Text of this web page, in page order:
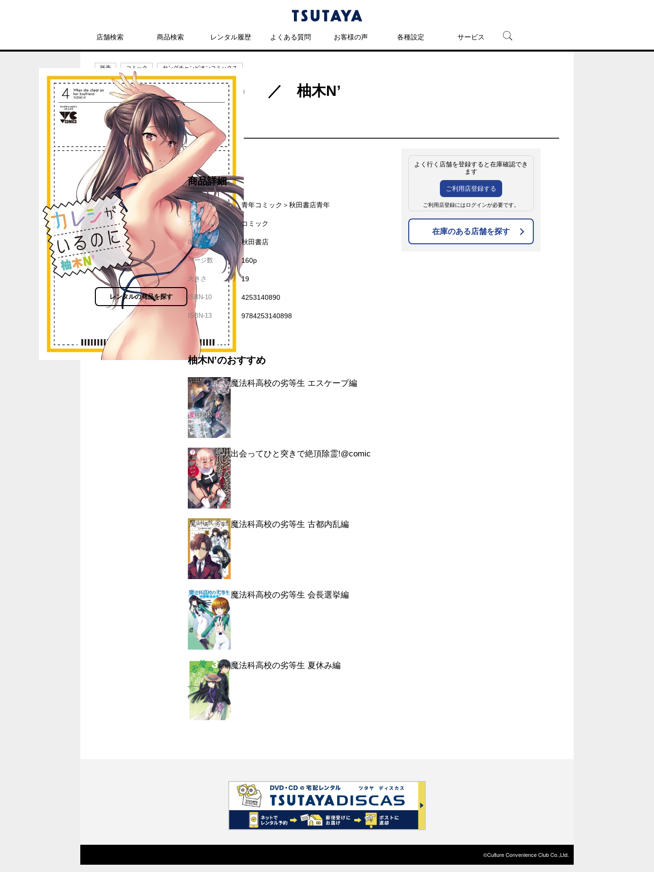
店舗検索 商品検索 レンタル履歴 よくある質問 お客様の声 各種設定 サービス
販売 コミック ヤングチャンピオンコミックス
カレシがいるのに（4） ／ 柚木N’
693円
発売日：2021年9月17日
レンタルの商品を探す
商品詳細
ジャンル名 青年コミック＞秋田書店青年
アイテム名 コミック
出版社 秋田書店
ページ数 160p
大きさ 19
ISBN-10 4253140890
ISBN-13 9784253140898
柚木N’のおすすめ
魔法科高校の劣等生 エスケープ編
出会ってひと突きで絶頂除霊!@comic
魔法科高校の劣等生 古都内乱編
魔法科高校の劣等生 会長選挙編
魔法科高校の劣等生 夏休み編
よく行く店舗を登録すると在庫確認でき
ます
ご利用店登録する
ご利用店登録にはログインが必要です。
在庫のある店舗を探す
©Culture Convenience Club Co.,Ltd.